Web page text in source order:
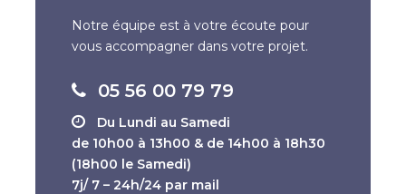
Notre équipe est à votre écoute pour
vous accompagner dans votre projet.
05 56 00 79 79
Du Lundi au Samedi
de 10h00 à 13h00 & de 14h00 à 18h30
(18h00 le Samedi)
7j/ 7 – 24h/24 par mail
Jour 7 : Khasab - Dubaï
Jour 8 : Dubaï - Paris